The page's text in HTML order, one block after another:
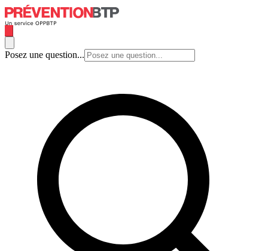
Posez une question...